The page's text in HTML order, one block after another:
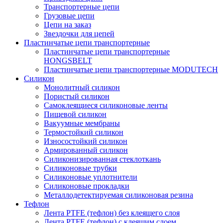
Транспортерные цепи
Грузовые цепи
Цепи на заказ
Звездочки для цепей
Пластинчатые цепи транспортерные
Пластинчатые цепи транспортерные
HONGSBELT
Пластинчатые цепи транспортерные MODUTECH
Силикон
Монолитный силикон
Пористый силикон
Самоклеящиеся силиконовые ленты
Пищевой силикон
Вакуумные мембраны
Термостойкий силикон
Износостойкий силикон
Армированный силикон
Силиконизированная стеклоткань
Силиконовые трубки
Силиконовые уплотнители
Силиконовые прокладки
Металлодетектируемая силиконовая резина
Тефлон
Лента PTFE (тефлон) без клеящего слоя